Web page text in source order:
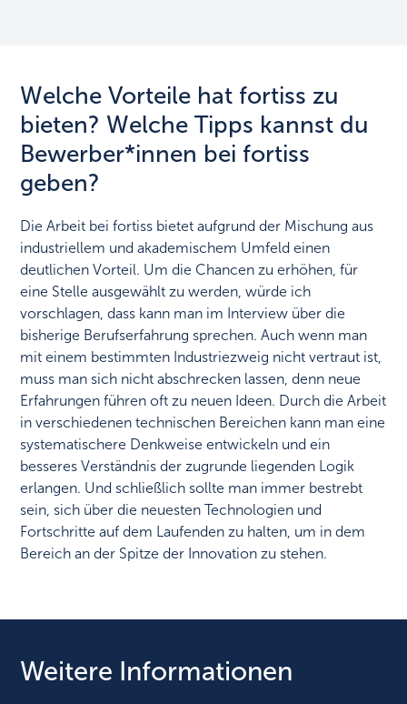
Welche Vorteile hat fortiss zu
bieten? Welche Tipps kannst du
Bewerber*innen bei fortiss
geben?
Die Arbeit bei fortiss bietet aufgrund der Mischung aus
industriellem und akademischem Umfeld einen
deutlichen Vorteil. Um die Chancen zu erhöhen, für
eine Stelle ausgewählt zu werden, würde ich
vorschlagen, dass kann man im Interview über die
bisherige Berufserfahrung sprechen. Auch wenn man
mit einem bestimmten Industriezweig nicht vertraut ist,
muss man sich nicht abschrecken lassen, denn neue
Erfahrungen führen oft zu neuen Ideen. Durch die Arbeit
in verschiedenen technischen Bereichen kann man eine
systematischere Denkweise entwickeln und ein
besseres Verständnis der zugrunde liegenden Logik
erlangen. Und schließlich sollte man immer bestrebt
sein, sich über die neuesten Technologien und
Fortschritte auf dem Laufenden zu halten, um in dem
Bereich an der Spitze der Innovation zu stehen.
Weitere Informationen